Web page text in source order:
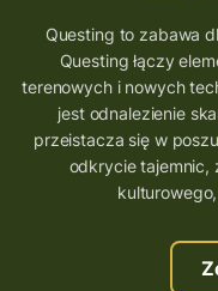
Questing to zabawa
Questing łączy
terenowych i nowych
jest odnalezienie
przeistacza się w
odkrycie tajemnic,